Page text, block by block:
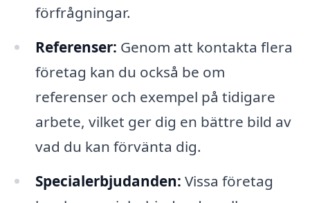
förfrågningar.
Referenser: Genom att kontakta flera
företag kan du också be om
referenser och exempel på tidigare
arbete, vilket ger dig en bättre bild av
vad du kan förvänta dig.
Specialerbjudanden: Vissa företag